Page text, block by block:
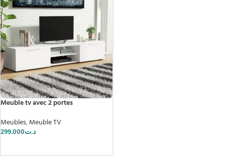
Meuble tv avec 2 portes
Meubles,Meuble TV
د.ت299.000